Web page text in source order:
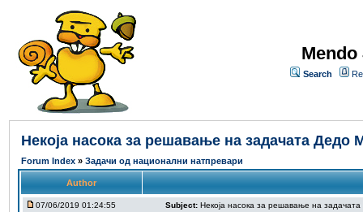
Search
Некоја насока за решавање на задачата Дедо
Forum Index » Задачи од национални натпревари
Author
07/06/2019 01:24:55 Subject: Некоја насока за решавање на